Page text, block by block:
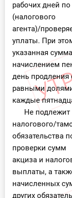
рабочих дней
(налогового
агента)/
уплаты. При
указанная
начислением
день продления
равными
каждые
Не подлежит
налогового/
обязательства
проверки сумм
акциза и
выплаты, а
начисленных
других